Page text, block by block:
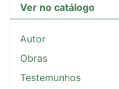
Ver no catálogo
Autor
Obras
Testemunhos